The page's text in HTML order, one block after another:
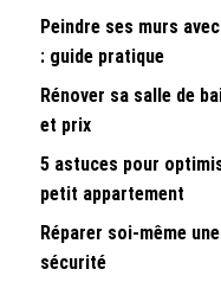
Peindre ses murs
: guide pratique
Rénover sa salle de
et prix
5 astuces pour
petit appartement
Réparer soi-même
sécurité